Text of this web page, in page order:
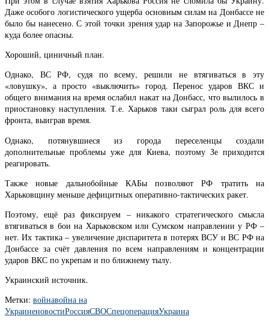
Даже особого логистического ущерба основным силам на Донбассе не
было бы нанесено. С этой точки зрения удар на Запорожье и Днепр –
куда более опасны.
Хороший, циничный план.
Однако, ВС РФ, судя по всему, решили не втягиваться в эту
«ловушку», а просто «выключить» город. Перенос ударов ВКС и
общего внимания на время ослабил накат на Донбасс, что вылилось в
приостановку наступления. Т.е. Харьков таки сыграл роль для всего
фронта, выиграв время.
Однако, потянувшиеся из города переселенцы создали
дополнительные проблемы уже для Киева, поэтому Зе приходится
реагировать.
Также новые дальнобойные КАБы позволяют РФ тратить на
Харьковщину меньше дефицитных оперативно-тактических ракет.
Поэтому, ещё раз фиксируем – никакого стратегического смысла
втягиваться в бои на Харьковском или Сумском направлении у РФ –
нет. Их тактика – увеличение диспаритета в потерях ВСУ и ВС РФ на
Донбассе за счёт давления по всем направлениям и концентрации
ударов ВКС по укрепам и по ближнему тылу.
Украинский источник.
Метки: войнавойна на
УкраиненовостиРоссияСВОСпецоперацияУкраина